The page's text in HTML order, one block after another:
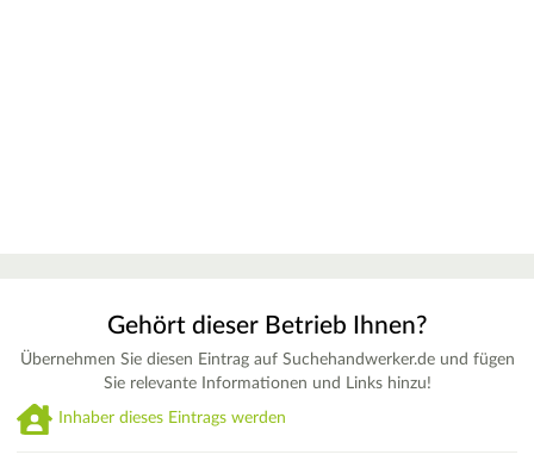
Gehört dieser Betrieb Ihnen?
Übernehmen Sie diesen Eintrag auf Suchehandwerker.de und fügen
Sie relevante Informationen und Links hinzu!
Inhaber dieses Eintrags werden